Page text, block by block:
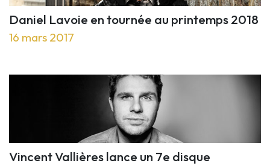
Daniel Lavoie en tournée au printemps 2018
16 mars 2017
Vincent Vallières lance un 7e disque